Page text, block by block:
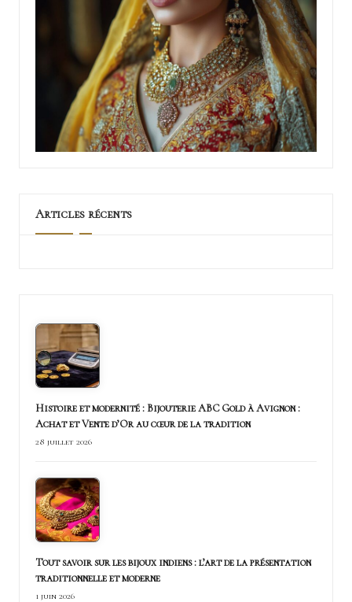
Articles récents
Histoire et modernité : Bijouterie ABC Gold à Avignon :
Achat et Vente d’Or au cœur de la tradition
28 juillet 2026
Tout savoir sur les bijoux indiens : l’art de la présentation
traditionnelle et moderne
1 juin 2026